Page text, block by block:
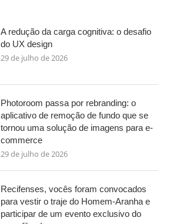
A redução da carga cognitiva: o desafio
do UX design
29 de julho de 2026
Photoroom passa por rebranding: o
aplicativo de remoção de fundo que se
tornou uma solução de imagens para e-
commerce
29 de julho de 2026
Recifenses, vocês foram convocados
para vestir o traje do Homem-Aranha e
participar de um evento exclusivo do